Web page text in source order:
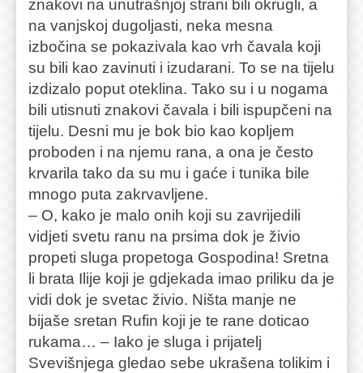
znakovi na unutrašnjoj strani bili okrugli, a
na vanjskoj dugoljasti, neka mesna
izbočina se pokazivala kao vrh čavala koji
su bili kao zavinuti i izudarani. To se na tijelu
izdizalo poput oteklina. Tako su i u nogama
bili utisnuti znakovi čavala i bili ispupčeni na
tijelu. Desni mu je bok bio kao kopljem
proboden i na njemu rana, a ona je često
krvarila tako da su mu i gaće i tunika bile
mnogo puta zakrvavljene.
– O, kako je malo onih koji su zavrijedili
vidjeti svetu ranu na prsima dok je živio
propeti sluga propetoga Gospodina! Sretna
li brata Ilije koji je gdjekada imao priliku da je
vidi dok je svetac živio. Ništa manje ne
bijaše sretan Rufin koji je te rane doticao
rukama… – Iako je sluga i prijatelj
Svevišnjega gledao sebe ukrašena tolikim i